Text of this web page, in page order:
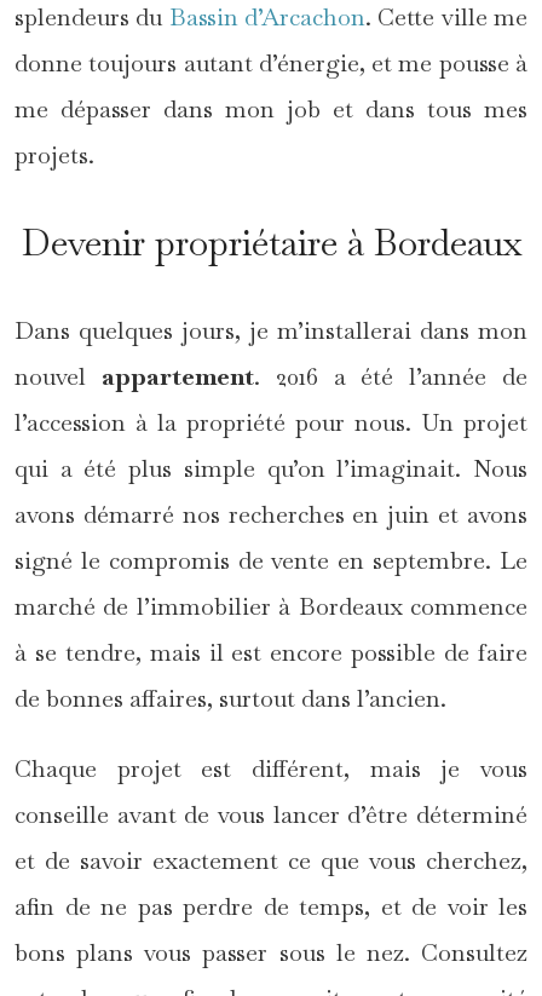
splendeurs du Bassin d’Arcachon. Cette ville me
donne toujours autant d’énergie, et me pousse à
me dépasser dans mon job et dans tous mes
projets.
Devenir propriétaire à Bordeaux
Dans quelques jours, je m’installerai dans mon
nouvel appartement. 2016 a été l’année de
l’accession à la propriété pour nous. Un projet
qui a été plus simple qu’on l’imaginait. Nous
avons démarré nos recherches en juin et avons
signé le compromis de vente en septembre. Le
marché de l’immobilier à Bordeaux commence
à se tendre, mais il est encore possible de faire
de bonnes affaires, surtout dans l’ancien.
Chaque projet est différent, mais je vous
conseille avant de vous lancer d’être déterminé
et de savoir exactement ce que vous cherchez,
afin de ne pas perdre de temps, et de voir les
bons plans vous passer sous le nez. Consultez